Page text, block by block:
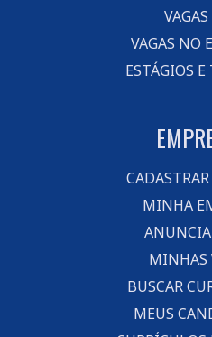
VAGAS NO
ESTÁGIOS
MINHA
MINHAS
BUSCAR
MEUS